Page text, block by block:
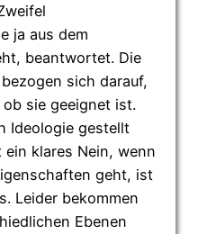
ja aus dem
beantwortet. Die
sich darauf,
sie geeignet ist.
Ideologie gestellt
klares Nein, wenn
geht, ist
Leider bekommen
Ebenen